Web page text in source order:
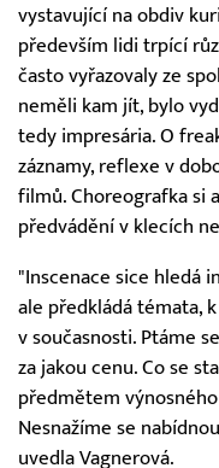
vystavující na obdiv
především lidi trpící
často vyřazovaly ze
neměli kam jít, bylo
tedy impresária. O
záznamy, reflexe v
filmů. Choreografka si
předvádění v klecích
"Inscenace sice hledá
ale předkládá témata,
v současnosti. Ptáme
za jakou cenu. Co se
předmětem
Nesnažíme se
uvedla Vagnerová.